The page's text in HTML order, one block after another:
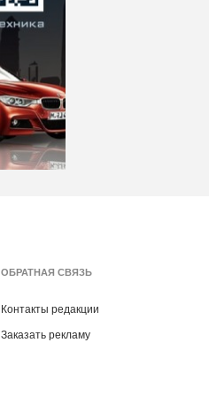
ОБРАТНАЯ СВЯЗЬ
Контакты редакции
Заказать рекламу